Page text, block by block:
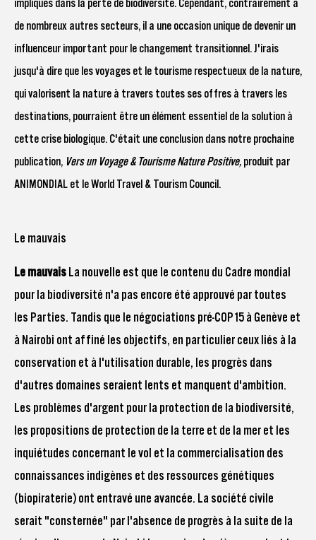
impliqués dans la perte de biodiversité. Cependant, contrairement à
de nombreux autres secteurs, il a une occasion unique de devenir un
influenceur important pour le changement transitionnel. J'irais
jusqu'à dire que les voyages et le tourisme respectueux de la nature,
qui valorisent la nature à travers toutes ses offres à travers les
destinations, pourraient être un élément essentiel de la solution à
cette crise biologique. C'était une conclusion dans notre prochaine
publication, Vers un Voyage & Tourisme Nature Positive, produit par
ANIMONDIAL et le World Travel & Tourism Council.
Le mauvais
Le mauvaisLa nouvelle est que le contenu du Cadre mondial
pour la biodiversité n'a pas encore été approuvé par toutes
les Parties. Tandis que le négociations pré-COP15à Genève et
à Nairobi ont affiné les objectifs, en particulier ceux liés à la
conservation et à l'utilisation durable, les progrès dans
d'autres domaines seraient lents et manquent d'ambition.
Les problèmes d'argent pour la protection de la biodiversité,
les propositions de protection de la terre et de la mer et les
inquiétudes concernant le vol et la commercialisation des
connaissances indigènes et des ressources génétiques
(biopiraterie) ont entravé une avancée. La société civile
serait "consternée" par l'absence de progrès à la suite de la